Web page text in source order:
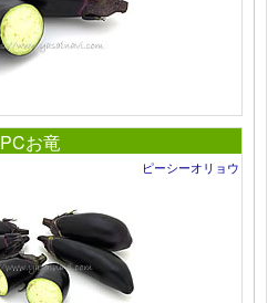
PCお竜
ピーシーオリョウ